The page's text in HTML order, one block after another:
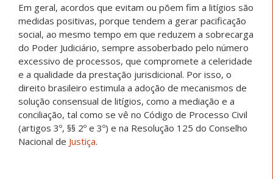
Em geral, acordos que evitam ou põem fim a litígios são
medidas positivas, porque tendem a gerar pacificação
social, ao mesmo tempo em que reduzem a sobrecarga
do Poder Judiciário, sempre assoberbado pelo número
excessivo de processos, que compromete a celeridade
e a qualidade da prestação jurisdicional. Por isso, o
direito brasileiro estimula a adoção de mecanismos de
solução consensual de litígios, como a mediação e a
conciliação, tal como se vê no Código de Processo Civil
(artigos 3º, §§ 2º e 3º) e na Resolução 125 do Conselho
Nacional de Justiça.